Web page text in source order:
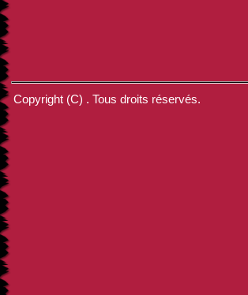
Copyright (C) . Tous droits réservés.